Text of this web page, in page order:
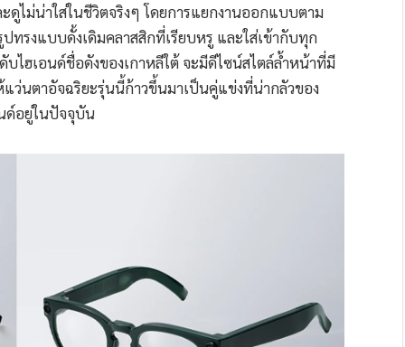
ไม่น่าใส่ในชีวิตจริงๆ โดยการแยกงานออกแบบตาม
ทรงแบบดั้งเดิมคลาสสิกที่เรียบหรู และใส่เข้ากับทุก
ฮเอนด์ชื่อดังของเกาหลีใต้ จะมีดีไซน์สไตล์ล้ำหน้าที่มี
ว่นตาอัจฉริยะรุ่นนี้ก้าวขึ้นมาเป็นคู่แข่งที่น่ากลัวของ
ด์อยู่ในปัจจุบัน